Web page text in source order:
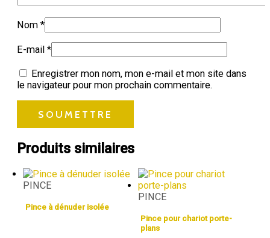
Nom *
E-mail *
Enregistrer mon nom, mon e-mail et mon site dans
le navigateur pour mon prochain commentaire.
Produits similaires
PINCE
Pince à dénuder isolée
PINCE
Pince pour chariot porte-
plans